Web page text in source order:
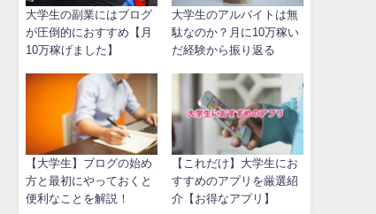
大学生の副業にはブログ
が圧倒的におすすめ【月
10万稼げました】
大学生のアルバイトは無
駄なのか？月に10万稼い
だ経験から振り返る
【大学生】ブログの始め
方と最初にやっておくと
便利なことを解説！
【これだけ】大学生にお
すすめのアプリを厳選紹
介【お得なアプリ】